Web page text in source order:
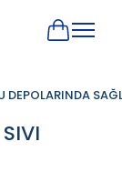
DEPOLARINDA